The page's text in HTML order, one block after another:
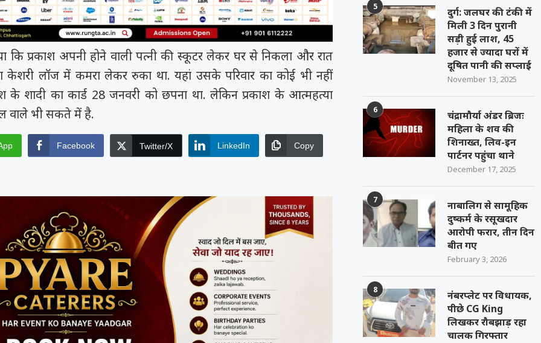
कि प्रकाश अपनी होने वाली पत्नी की स्कूटर लेकर घर से निकला और रात
लॉज में कमरा लेकर रुका था. यहां उसके परिवार का कोई भी नहीं
के शादी का कार्ड 28 जनवरी को छपना था. लेकिन प्रकाश के आत्महत्या
वाले भी सकते में है.
Facebook Twitter/X LinkedIn Copy
5
दुर्ग: जलघर की टंकी में
मिली 3 दिन पुरानी
सड़ी हुई लाश, 45
हजार से ज्यादा घरों में
दूषित पानी की सप्लाई
November 13, 2025
6
चंद्रामौर्या अंडर ब्रिजः
महिला के शव की
शिनाख्त, लिव-इन
पार्टनर पहुंचा थाने
December 17, 2025
7
नाबालिग से सामूहिक
दुष्कर्म के रसूखदार
आरोपी फरार, तीन दिन
बीत गए
February 3, 2026
8
नंबरप्लेट पर विधायक,
पीछे CG King
लिखकर रौबझाड़ रहा
चालक गिरफ्तार
कहा
रैना समेत 6
के फिल्म
चक...